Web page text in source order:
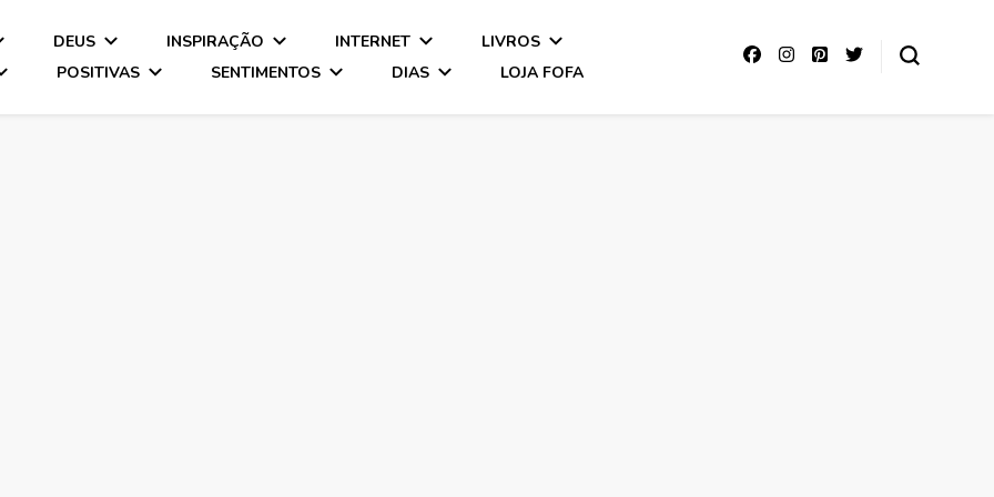
DEUS INSPIRAÇÃO INTERNET
LIVROS
POSITIVAS SENTIMENTOS DIAS LOJA FOFA